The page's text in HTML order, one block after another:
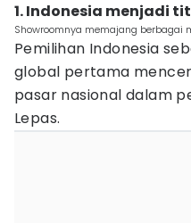
1. Indonesia menjadi
Showroomnya memajang berbagai
Pemilihan Indonesia
global pertama
pasar nasional dalam
Lepas.